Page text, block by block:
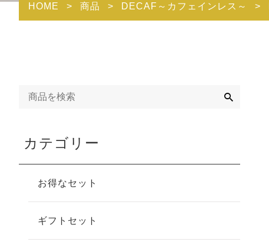
HOME > 商品 > DECAF～カフェインレス～ >
カテゴリー
お得なセット
ギフトセット